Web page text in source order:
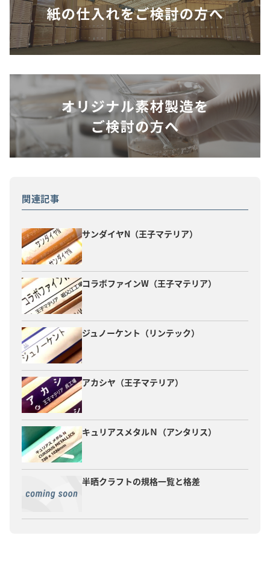
関連記事
サンダイヤN（王子マテリア）
コラボファインW（王子マテリア）
ジュノーケント（リンテック）
アカシヤ（王子マテリア）
キュリアスメタルＮ（アンタリス）
半晒クラフトの規格一覧と格差